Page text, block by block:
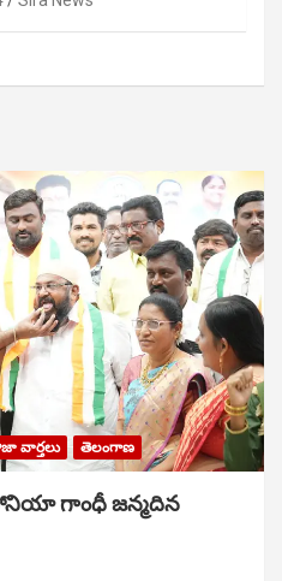
వార్తలు తెలంగాణ
గాంధీ జ‌న్మ‌దిన